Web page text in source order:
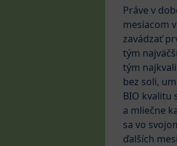
Práve v
mesiacom
zavádzať
tým
tým
bez soli,
BIO kvalitu
a mliečne
sa vo
ďalších